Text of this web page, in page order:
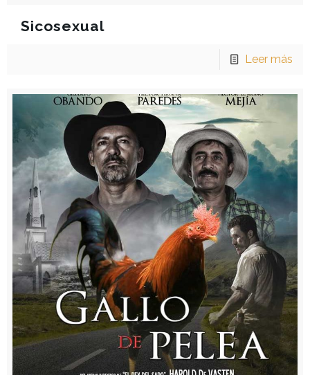
Sicosexual
Leer más